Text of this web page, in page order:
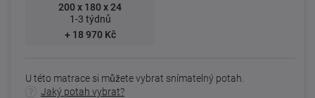
200 x 180 x 24
1-3 týdnů
+ 18 970 Kč
U této matrace si můžete vybrat snímatelný potah.
Jaký potah vybrat?